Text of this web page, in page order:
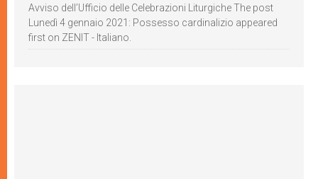
Avviso dell’Ufficio delle Celebrazioni Liturgiche The post
Lunedì 4 gennaio 2021: Possesso cardinalizio appeared
first on ZENIT - Italiano.